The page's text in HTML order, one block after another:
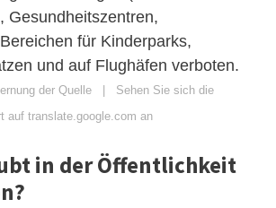
Gesundheitszentren,
für Kinderparks,
und auf Flughäfen verboten.
der Quelle
Sehen Sie sich die
auf translate.google.com an
in der Öffentlichkeit